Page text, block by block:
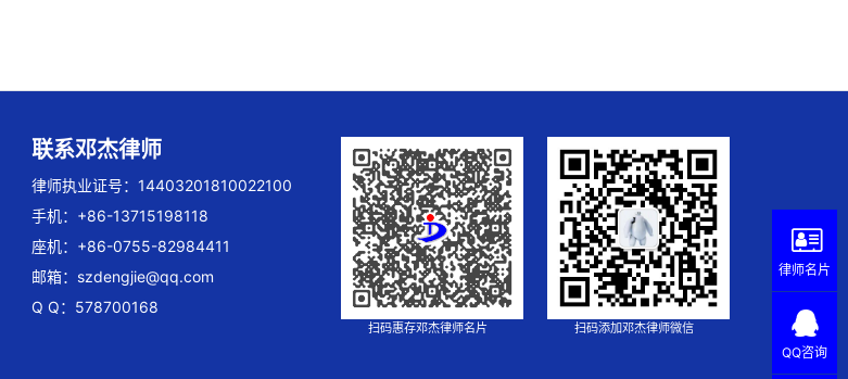
联系邓杰律师
律师执业证号：14403201810022100
手机：+86-13715198118
座机：+86-0755-82984411
邮箱： szdengjie@qq.com
Q Q：578700168
扫码惠存邓杰律师名片 扫码添加邓杰律师微信
律师名片
QQ咨询